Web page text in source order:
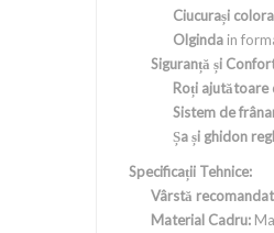
Ciucurași
Olginda in
Siguranță și
Roți ajutătoare
Sistem de
Șa și ghidon
Specificații Tehnice:
Vârstă
Material Cadru: